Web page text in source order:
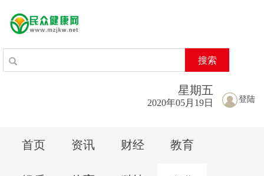
搜索
登陆
星期五
2020年05月19日
首页 资讯 财经 教育